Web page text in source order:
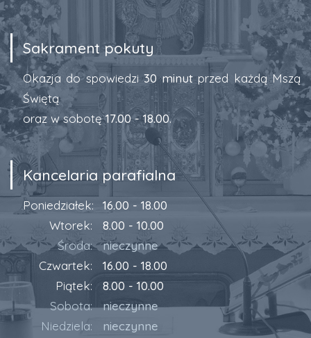
Sakrament pokuty
Okazja do spowiedzi30 minut przed każdą Mszą
Świętą
oraz w sobotę17.00 - 18.00.
Kancelaria parafialna
Poniedziałek:
16.00 - 18.00
Wtorek:
8.00 - 10.00
Środa:
nieczynne
Czwartek:
16.00 - 18.00
Piątek:
8.00 - 10.00
Sobota:
nieczynne
Niedziela:
nieczynne